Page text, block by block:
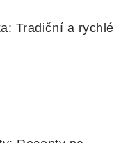
Tradiční a rychlé